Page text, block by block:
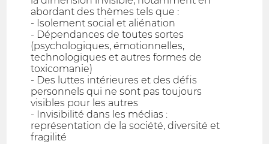
abordant des thèmes tels que :
- Isolement social et aliénation
- Dépendances de toutes sortes
(psychologiques, émotionnelles,
technologiques et autres formes de
toxicomanie)
- Des luttes intérieures et des défis
personnels qui ne sont pas toujours
visibles pour les autres
- Invisibilité dans les médias :
représentation de la société, diversité et
fragilité